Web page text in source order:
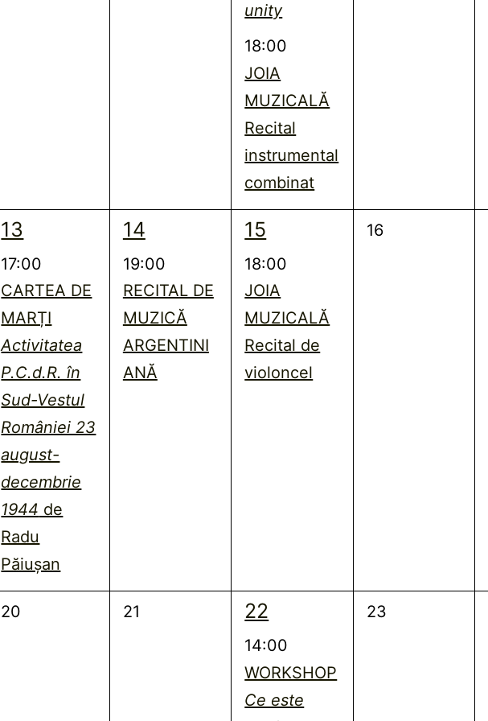
unity
18:00
JOIA
MUZICALĂ
Recital
instrumental
combinat
1
eveniment,
13
17:00
CARTEA DE
MARȚI
Activitatea
P.C.d.R. în
Sud-Vestul
României 23
august-
decembrie
1944 de
Radu
Păiușan
1
eveniment,
14
19:00
RECITAL DE
MUZICĂ
ARGENTINI
ANĂ
1
eveniment,
15
18:00
JOIA
MUZICALĂ
Recital de
violoncel
0
16
0
20
0
21
2
evenimente,
22
14:00
WORKSHOP
Ce este
0
23